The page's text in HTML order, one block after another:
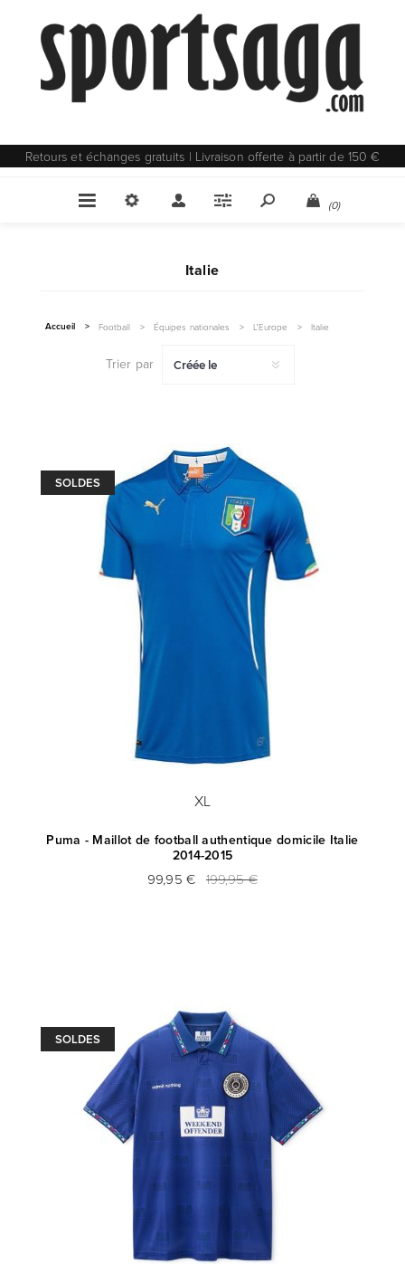
Retours et échanges gratuits | Livraison offerte à partir de 150 €
(0)
Accueil > Football > Équipes nationales > L'Europe > Italie
Italie
Trier par
SOLDES
XL
Puma - Maillot de football authentique domicile Italie
2014-2015
99,95 € 199,95 €
SOLDES